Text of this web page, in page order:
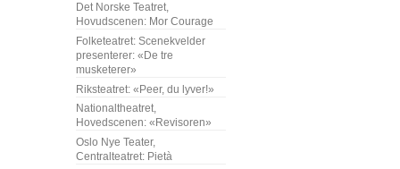
Det Norske Teatret,
Hovudscenen: Mor Courage
Folketeatret: Scenekvelder
presenterer: «De tre
musketerer»
Riksteatret: «Peer, du lyver!»
Nationaltheatret,
Hovedscenen: «Revisoren»
Oslo Nye Teater,
Centralteatret: Pietà